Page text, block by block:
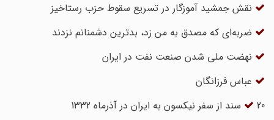
نقش جمشید آموزگار در تسریع سقوط حزب رستاخیز
ضربه‌ای که مصدق به من زد، بدترین دشمنانم نزدند
نهضت ملی شدن صنعت نفت در ایران
عباس فرزانگان
20 سند از سفر نیکسون به ایران در آذرماه 1332